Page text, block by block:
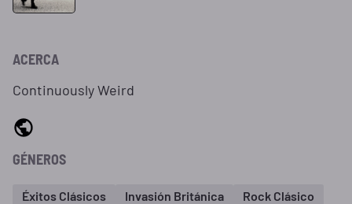
ACERCA
Continuously Weird
GÉNEROS
Éxitos Clásicos Invasión Británica
Rock Clásico